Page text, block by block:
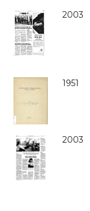
2003
1951
2003